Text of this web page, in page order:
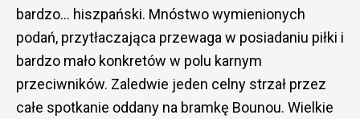
bardzo… hiszpański. Mnóstwo wymienionych
podań, przytłaczająca przewaga w posiadaniu piłki i
bardzo mało konkretów w polu karnym
przeciwników. Zaledwie jeden celny strzał przez
całe spotkanie oddany na bramkę Bounou. Wielkie